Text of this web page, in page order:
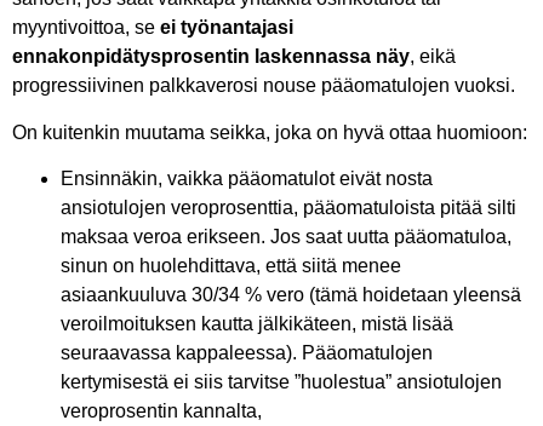
myyntivoittoa, se ei työnantajasi
ennakonpidätysprosentin laskennassa näy, eikä
progressiivinen palkkaverosi nouse pääomatulojen vuoksi.
On kuitenkin muutama seikka, joka on hyvä ottaa huomioon:
Ensinnäkin, vaikka pääomatulot eivät nosta
ansiotulojen veroprosenttia, pääomatuloista pitää silti
maksaa veroa erikseen. Jos saat uutta pääomatuloa,
sinun on huolehdittava, että siitä menee
asiaankuuluva 30/34 % vero (tämä hoidetaan yleensä
veroilmoituksen kautta jälkikäteen, mistä lisää
seuraavassa kappaleessa). Pääomatulojen
kertymisestä ei siis tarvitse ”huolestua” ansiotulojen
veroprosentin kannalta,